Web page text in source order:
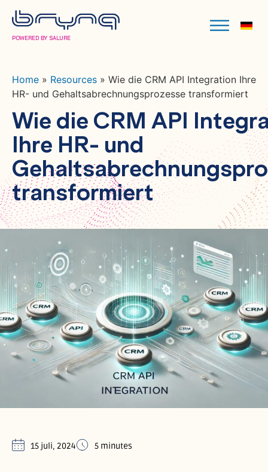
POWERED BY SALURE
Home » Resources » Wie die CRM API Integration Ihre
HR- und Gehaltsabrechnungsprozesse transformiert
Wie die CRM API
Ihre HR- und
transformiert
15 juli, 2024 5 minutes